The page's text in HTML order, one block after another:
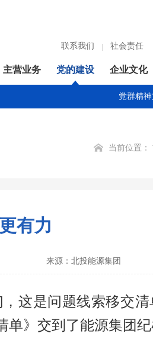
联系我们 社会责任
主营业务 党的建设 企业文化
党群精神
当前位置：
有力
来源：北投能源集团
这是问题线索移交
单》交到了能源集团